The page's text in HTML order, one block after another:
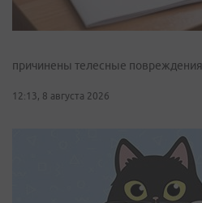
причинены телесные повреждения
12:13, 8 августа 2026